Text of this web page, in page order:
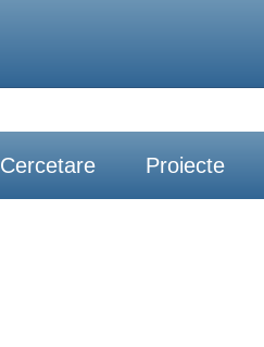
Cercetare Proiecte